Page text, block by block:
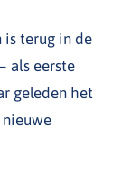
terug in de
als eerste
geleden het
nieuwe